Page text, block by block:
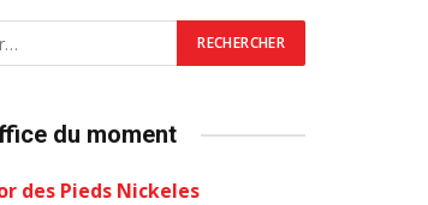
du moment
des Pieds Nickeles